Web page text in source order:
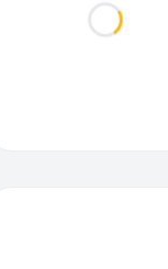
Loading...